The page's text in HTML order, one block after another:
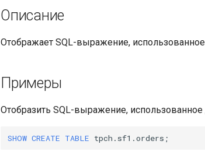
Описание
Отображает SQL-выражение,
Примеры
Отобразить SQL-выражение,
SHOW CREATE TABLE tpch . sf1 .orders ;